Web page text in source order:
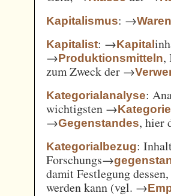
Kapitalismus: →
Kapitalist: →Kapital
→Produktionsmitteln,
zum Zweck der →
Kategorialanalyse:
wichtigsten →
→Gegenstandes, hier
Kategorialbezug:
Forschungs→
damit Festlegung
werden kann (vgl. →